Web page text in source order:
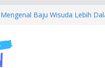
Mengenal Baju Wisuda Lebih
Tandon Air 1000 Liter: Solusi
Rumah Tangga dan Bisnis
Jenis Jenis Karangan Bunga Yang